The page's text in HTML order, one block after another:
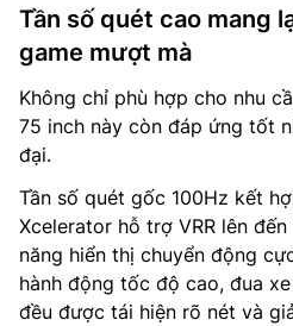
Tần số quét cao mang
game mượt mà
Không chỉ phù hợp cho nhu
75 inch này còn đáp ứng tốt
đại.
Tần số quét gốc 100Hz kết
Xcelerator hỗ trợ VRR lên
năng hiển thị chuyển động
hành động tốc độ cao, đua
đều được tái hiện rõ nét và